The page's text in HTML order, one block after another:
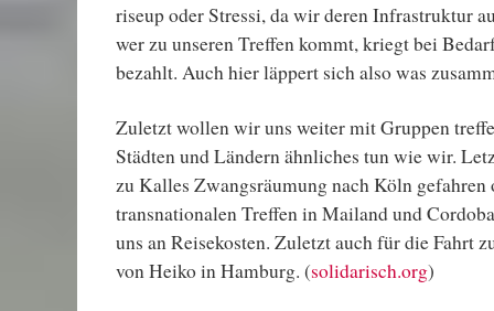
riseup oder Stressi, da wir deren Infrastruktur
wer zu unseren Treffen kommt, kriegt bei
bezahlt. Auch hier läppert sich also was
Zuletzt wollen wir uns weiter mit Gruppen
Städten und Ländern ähnliches tun wie wir.
zu Kalles Zwangsräumung nach Köln gefahren
transnationalen Treffen in Mailand und
uns an Reisekosten. Zuletzt auch für die Fahrt
von Heiko in Hamburg. (solidarisch.org)